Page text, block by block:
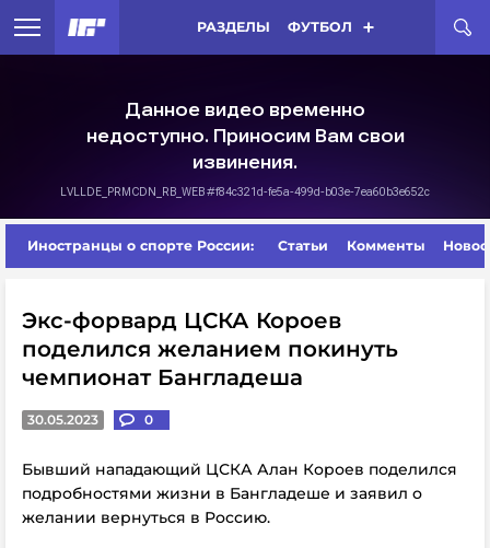
РАЗДЕЛЫ ФУТБОЛ
Иностранцы о спорте России: Статьи Комменты
Экс-форвард ЦСКА Короев
поделился желанием покинуть
чемпионат Бангладеша
30.05.2023 0
Бывший нападающий ЦСКА Алан Короев поделился
подробностями жизни в Бангладеше и заявил о
желании вернуться в Россию.